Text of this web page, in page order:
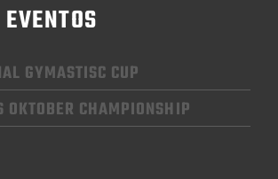
GYMASTISC CUP
OKTOBER CHAMPIONSHIP